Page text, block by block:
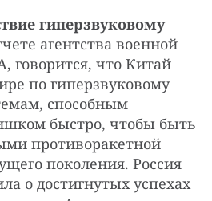
гиперзвуковому
агентства военной
говорится, что Китай
по гиперзвуковому
способным
быстро, чтобы быть
противоракетной
поколения. Россия
о достигнутых успехах